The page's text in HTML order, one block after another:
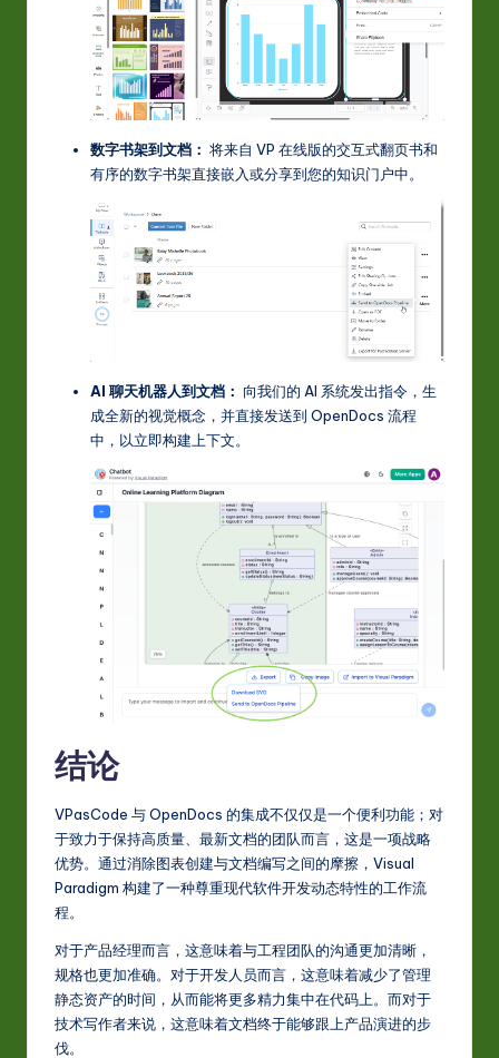
数字书架到文档： 将来自 VP 在线版的交互式翻页书和
有序的数字书架直接嵌入或分享到您的知识门户中。
AI 聊天机器人到文档： 向我们的 AI 系统发出指令，生
成全新的视觉概念，并直接发送到 OpenDocs 流程
中，以立即构建上下文。
结论
VPasCode 与 OpenDocs 的集成不仅仅是一个便利功能；对
于致力于保持高质量、最新文档的团队而言，这是一项战略
优势。通过消除图表创建与文档编写之间的摩擦，Visual
Paradigm 构建了一种尊重现代软件开发动态特性的工作流
程。
对于产品经理而言，这意味着与工程团队的沟通更加清晰，
规格也更加准确。对于开发人员而言，这意味着减少了管理
静态资产的时间，从而能将更多精力集中在代码上。而对于
技术写作者来说，这意味着文档终于能够跟上产品演进的步
伐。